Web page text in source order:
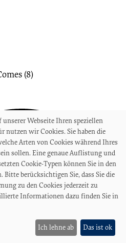
(8)
Webseite Ihren speziellen
nutzen wir Cookies. Sie haben die
Arten von Cookies während Ihres
sollen. Eine genaue Auflistung und
Cookie-Typen können Sie in den
Bitte berücksichtigen Sie, dass Sie die
zu den Cookies jederzeit zu
Informationen dazu finden Sie in
Ich lehne ab Das ist ok